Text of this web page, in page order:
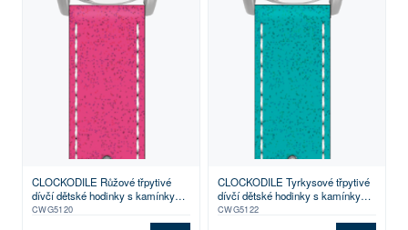
CLOCKODILE Růžové třpytivé
dívčí dětské hodinky s kamínky
SPARKLE
CWG5120
CLOCKODILE Tyrkysové třpytivé
dívčí dětské hodinky s kamínky
SPARKLE
CWG5122